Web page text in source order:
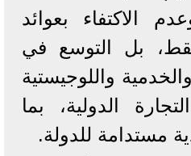
الاكتفاء بعوائد
بل التوسع في
واللوجيستية
الدولية، بما
مستدامة للدولة.